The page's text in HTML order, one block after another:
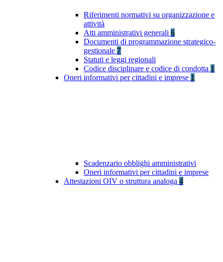
Riferimenti normativi su organizzazione e
attività
Atti amministrativi generali 6
Documenti di programmazione strategico-
gestionale 7
Statuti e leggi regionali
Codice disciplinare e codice di condotta 1
Oneri informativi per cittadini e imprese 1
Scadenzario obblighi amministrativi
Oneri informativi per cittadini e imprese
Attestazioni OIV o struttura analoga 4